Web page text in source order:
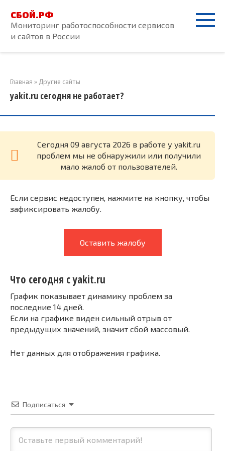
контенту
СБОЙ.РФ
Мониторинг работоспособности сервисов
и сайтов в России
Главная » Другие сайты
yakit.ru сегодня не работает?
Cегодня 09 августа 2026 в работе у yakit.ru
проблем мы не обнаружили или получили
мало жалоб от пользователей.
Если сервис недоступен, нажмите на кнопку, чтобы
зафиксировать жалобу.
Оставить жалобу
Что сегодня с yakit.ru
График показывает динамику проблем за
последние 14 дней.
Если на графике виден сильный отрыв от
предыдущих значений, значит сбой массовый.
Нет данных для отображения графика.
Подписаться